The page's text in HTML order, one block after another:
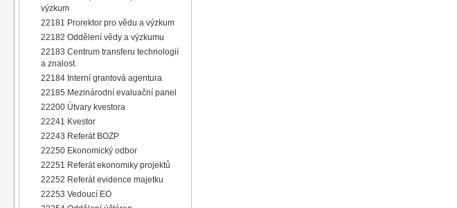
výzkum
22181 Prorektor pro vědu a výzkum
22182 Oddělení vědy a výzkumu
22183 Centrum transferu technologií
a znalost.
22184 Interní grantová agentura
22185 Mezinárodní evaluační panel
22200 Útvary kvestora
22241 Kvestor
22243 Referát BOZP
22250 Ekonomický odbor
22251 Referát ekonomiky projektů
22252 Referát evidence majetku
22253 Vedoucí EO